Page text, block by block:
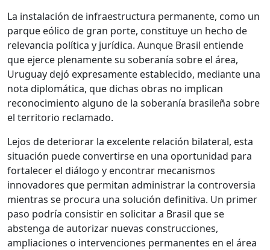
La instalación de infraestructura permanente, como un
parque eólico de gran porte, constituye un hecho de
relevancia política y jurídica. Aunque Brasil entiende
que ejerce plenamente su soberanía sobre el área,
Uruguay dejó expresamente establecido, mediante una
nota diplomática, que dichas obras no implican
reconocimiento alguno de la soberanía brasileña sobre
el territorio reclamado.
Lejos de deteriorar la excelente relación bilateral, esta
situación puede convertirse en una oportunidad para
fortalecer el diálogo y encontrar mecanismos
innovadores que permitan administrar la controversia
mientras se procura una solución definitiva. Un primer
paso podría consistir en solicitar a Brasil que se
abstenga de autorizar nuevas construcciones,
ampliaciones o intervenciones permanentes en el área